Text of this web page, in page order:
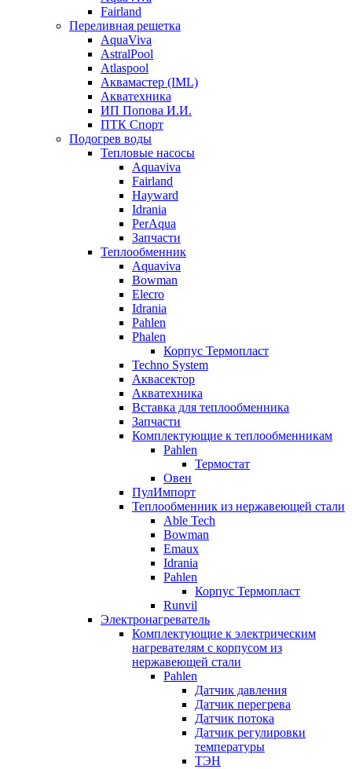
Fairland
Переливная решетка
AquaViva
AstralPool
Atlaspool
Аквамастер (IML)
Акватехника
ИП Попова И.И.
ПТК Спорт
Подогрев воды
Тепловые насосы
Aquaviva
Fairland
Hayward
Idrania
PerAqua
Запчасти
Теплообменник
Aquaviva
Bowman
Elecro
Idrania
Pahlen
Phalen
Корпус Термопласт
Techno System
Аквасектор
Акватехника
Вставка для теплообменника
Запчасти
Комплектующие к теплообменникам
Pahlen
Термостат
Овен
ПулИмпорт
Теплообменник из нержавеющей стали
Able Tech
Bowman
Emaux
Idrania
Pahlen
Корпус Термопласт
Runvil
Электронагреватель
Комплектующие к электрическим
нагревателям с корпусом из
нержавеющей стали
Pahlen
Датчик давления
Датчик перегрева
Датчик потока
Датчик регулировки
температуры
ТЭН